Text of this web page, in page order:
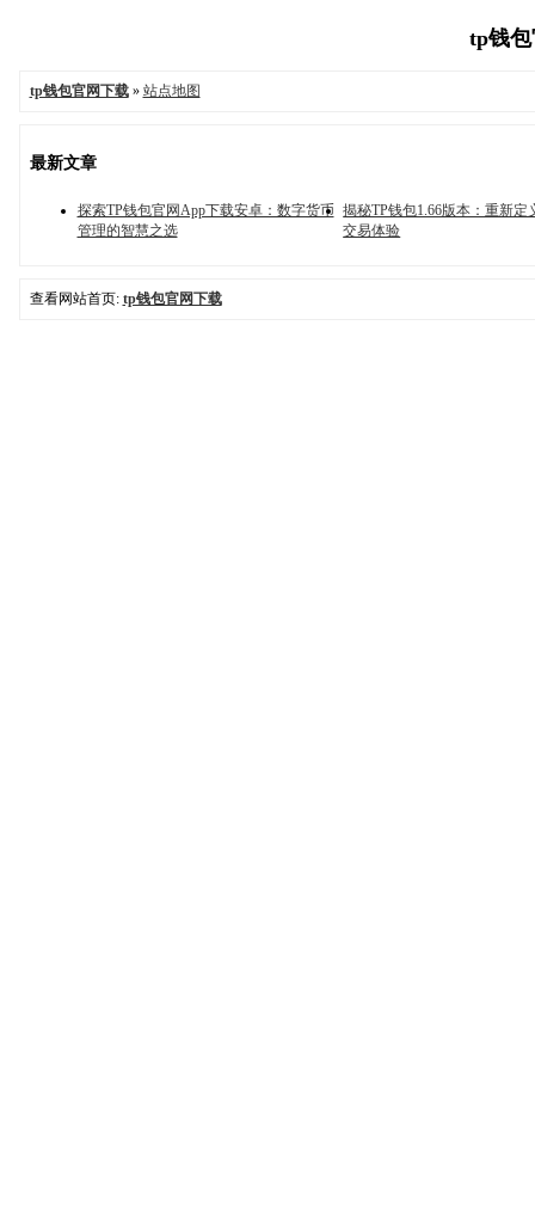
tp钱
tp钱包官网下载» 站点地图
最新文章
探索TP钱包官网App下载安卓：数字货币
管理的智慧之选
揭秘TP钱包1.66版本：重新定
交易体验
查看网站首页: tp钱包官网下载